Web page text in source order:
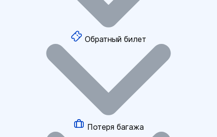
Обратный билет
Потеря багажа